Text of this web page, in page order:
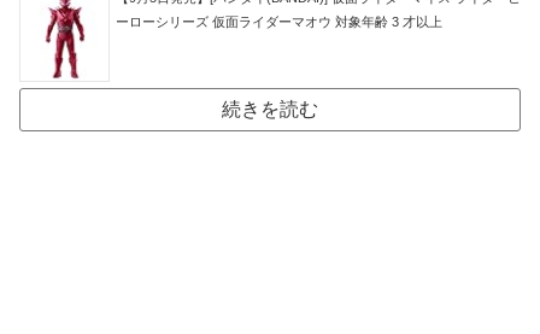
ーローシリーズ 仮面ライダーマオウ 対象年齢 3 才以上
続きを読む